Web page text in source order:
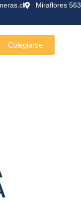
Miraflores 563
Colegiarse